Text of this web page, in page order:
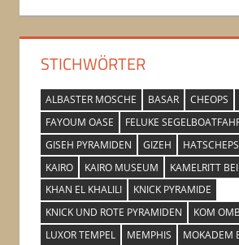
STICHWÖRTER
ALBASTER MOSCHE BASAR CHEOPS
FAYOUM OASE
FELUKE
GISEH PYRAMIDEN
GIZEH
KAIRO
KAIRO MUSEUM
KAMELRITT
KHAN EL KHALILI
KNICK PYRAMIDE
KNICK UND ROTE PYRAMIDEN
KOM
LUXOR TEMPEL
MEMPHIS
MOKADEM